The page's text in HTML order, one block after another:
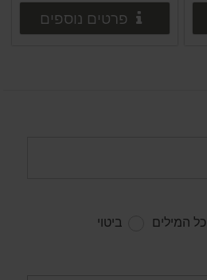
פרטים נוספיםפרטים נוספים
כל המילים ביטוי